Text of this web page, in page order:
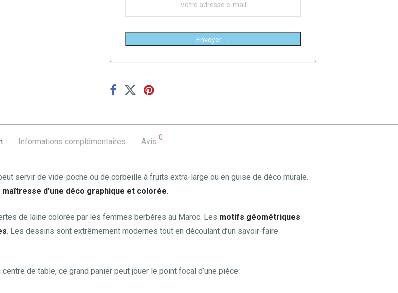
Envoyer →
Informations complémentaires Avis 0
servir de vide-poche ou de corbeille à fruits extra-large ou en guise de déco murale.
maîtresse d’une déco graphique et colorée.
de laine colorée par les femmes berbères au Maroc. Les motifs géométriques
. Les dessins sont extrêmement modernes tout en découlant d’un savoir-faire
de table, ce grand panier peut jouer le point focal d’une pièce.